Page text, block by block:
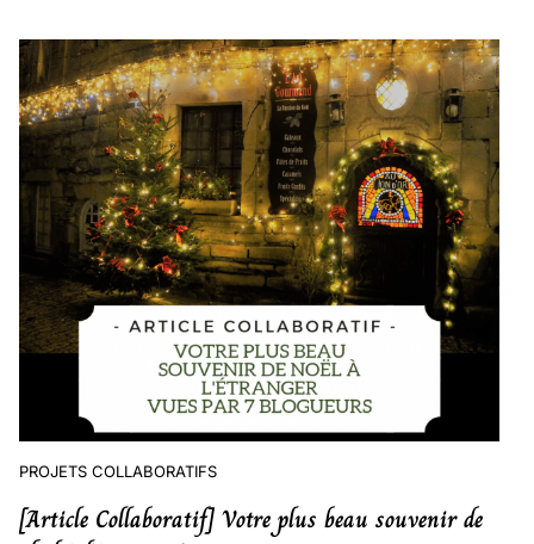
PROJETS COLLABORATIFS
[Article Collaboratif] Votre plus beau souvenir de